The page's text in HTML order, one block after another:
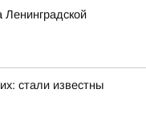
стали известны